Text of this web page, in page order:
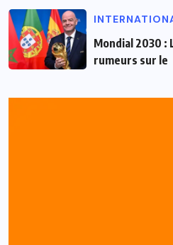
Mondial 2030 :
rumeurs sur le